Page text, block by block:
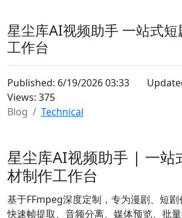
星尘库AI视频助手 一站式
工作台
Published: 6/19/202603:33
Views: 375
Blog
Technical
星尘库AI视频助手 | 一站
材制作工作台
基于FFmpeg深度定制，专为漫剧、短
快速帧提取、音频分离、媒体预览、批